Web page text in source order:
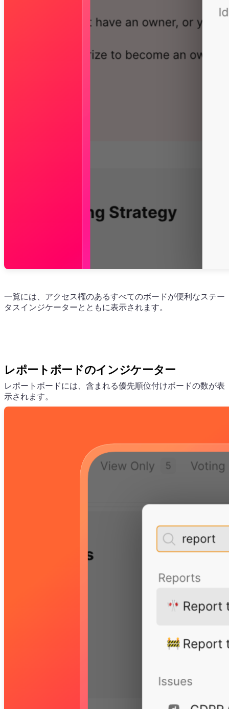
一覧には、アクセス権のあるすべてのボードが便利なステー
タスインジケーターとともに表示されます。
レポートボードのインジケーター
レポートボードには、含まれる優先順位付けボードの数が表
示されます。